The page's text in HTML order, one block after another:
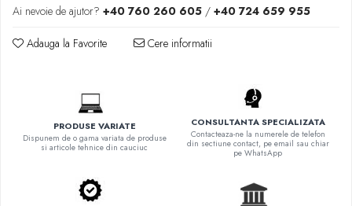
Ai nevoie de ajutor? +40 760 260 605 / +40 724 659 955
Adauga la Favorite Cere informatii
PRODUSE VARIATE
Dispunem de o gama variata de produse
si articole tehnice din cauciuc
CONSULTANTA SPECIALIZATA
Contacteaza-ne la numerele de telefon
din sectiune contact, pe email sau chiar
pe WhatsApp